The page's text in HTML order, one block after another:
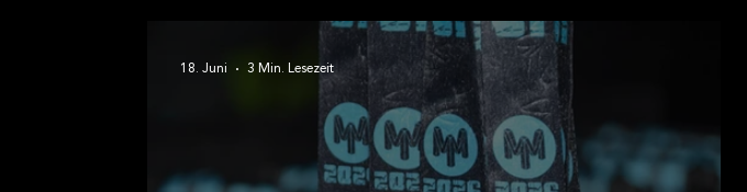
GESUNDHEIT ERFAHRUNGSBERICHT
AUSRÜSTUNG Megamarsch bei Nacht
18. Juni 3 Min. Lesezeit